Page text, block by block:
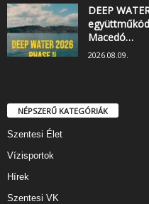
DEEP
Macedó…
2026.08.09.
NÉPSZERŰ KATEGÓRIÁK
Szentesi Élet
Vízisportok
Hírek
Szentesi VK